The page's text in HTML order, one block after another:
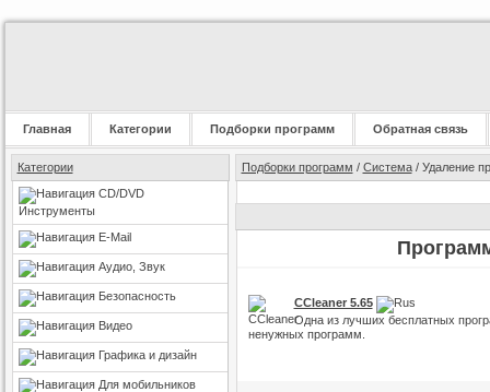
Главная Категории Подборки программ Обратная связь
Категории
CD/DVD
Инструменты
E-Mail
Аудио, Звук
Безопасность
Видео
Графика и дизайн
Для мобильников
Подборки программ / Система/ Удаление
CCleaner 5.65
Одна из лучших бесплатных
ненужных программ.